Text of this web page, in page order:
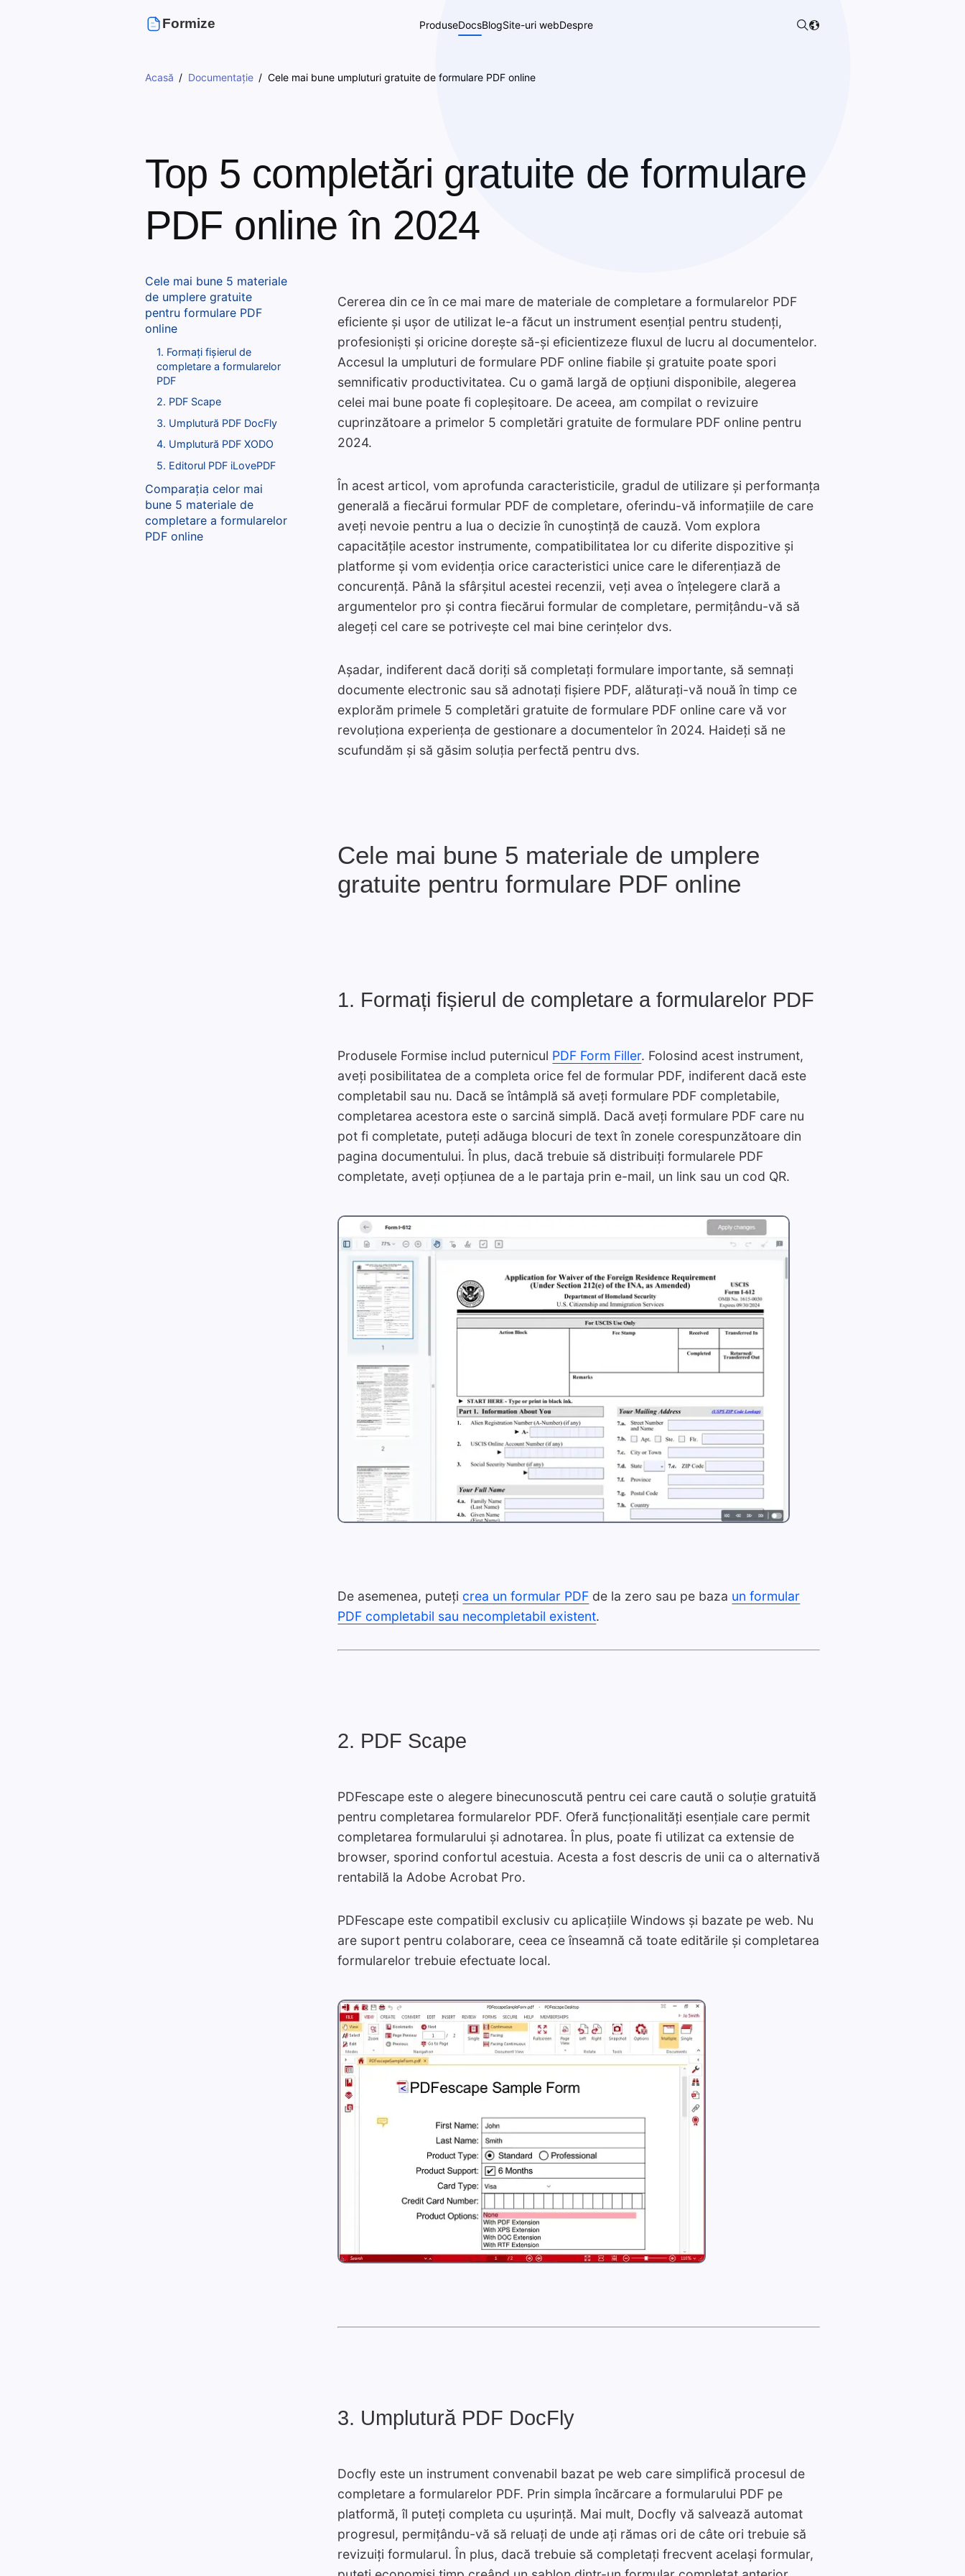
Formize ProduseDocsBlogSite-uri webDespre
Acasă Documentație Cele mai bune umpluturi gratuite de formulare PDF online
Top 5 completări gratuite de formulare
PDF online în 2024
Cele mai bune 5 materiale
de umplere gratuite
pentru formulare PDF
online
1. Formați fișierul de
completare a formularelor
PDF
2. PDF Scape
3. Umplutură PDF DocFly
4. Umplutură PDF XODO
5. Editorul PDF iLovePDF
Comparația celor mai
bune 5 materiale de
completare a formularelor
PDF online
Cererea din ce în ce mai mare de materiale de completare a formularelor PDF
eficiente și ușor de utilizat le-a făcut un instrument esențial pentru studenți,
profesioniști și oricine dorește să-și eficientizeze fluxul de lucru al documentelor.
Accesul la umpluturi de formulare PDF online fiabile și gratuite poate spori
semnificativ productivitatea. Cu o gamă largă de opțiuni disponibile, alegerea
celei mai bune poate fi copleșitoare. De aceea, am compilat o revizuire
cuprinzătoare a primelor 5 completări gratuite de formulare PDF online pentru
2024.
În acest articol, vom aprofunda caracteristicile, gradul de utilizare și performanța
generală a fiecărui formular PDF de completare, oferindu-vă informațiile de care
aveți nevoie pentru a lua o decizie în cunoștință de cauză. Vom explora
capacitățile acestor instrumente, compatibilitatea lor cu diferite dispozitive și
platforme și vom evidenția orice caracteristici unice care le diferențiază de
concurență. Până la sfârșitul acestei recenzii, veți avea o înțelegere clară a
argumentelor pro și contra fiecărui formular de completare, permițându-vă să
alegeți cel care se potrivește cel mai bine cerințelor dvs.
Așadar, indiferent dacă doriți să completați formulare importante, să semnați
documente electronic sau să adnotați fișiere PDF, alăturați-vă nouă în timp ce
explorăm primele 5 completări gratuite de formulare PDF online care vă vor
revoluționa experiența de gestionare a documentelor în 2024. Haideți să ne
scufundăm și să găsim soluția perfectă pentru dvs.
Cele mai bune 5 materiale de umplere
gratuite pentru formulare PDF online
1. Formați fișierul de completare a formularelor PDF
Produsele Formise includ puternicul PDF Form Filler. Folosind acest instrument,
aveți posibilitatea de a completa orice fel de formular PDF, indiferent dacă este
completabil sau nu. Dacă se întâmplă să aveți formulare PDF completabile,
completarea acestora este o sarcină simplă. Dacă aveți formulare PDF care nu
pot fi completate, puteți adăuga blocuri de text în zonele corespunzătoare din
pagina documentului. În plus, dacă trebuie să distribuiți formularele PDF
completate, aveți opțiunea de a le partaja prin e-mail, un link sau un cod QR.
De asemenea, puteți crea un formular PDF de la zero sau pe baza un formular
PDF completabil sau necompletabil existent.
2. PDF Scape
PDFescape este o alegere binecunoscută pentru cei care caută o soluție gratuită
pentru completarea formularelor PDF. Oferă funcționalități esențiale care permit
completarea formularului și adnotarea. În plus, poate fi utilizat ca extensie de
browser, sporind confortul acestuia. Acesta a fost descris de unii ca o alternativă
rentabilă la Adobe Acrobat Pro.
PDFescape este compatibil exclusiv cu aplicațiile Windows și bazate pe web. Nu
are suport pentru colaborare, ceea ce înseamnă că toate editările și completarea
formularelor trebuie efectuate local.
3. Umplutură PDF DocFly
Docfly este un instrument convenabil bazat pe web care simplifică procesul de
completare a formularelor PDF. Prin simpla încărcare a formularului PDF pe
platformă, îl puteți completa cu ușurință. Mai mult, Docfly vă salvează automat
progresul, permițându-vă să reluați de unde ați rămas ori de câte ori trebuie să
revizuiți formularul. În plus, dacă trebuie să completați frecvent același formular,